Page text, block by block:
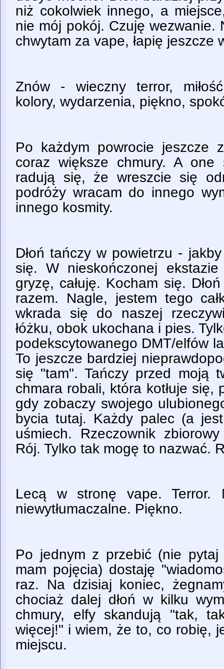
niż cokolwiek innego, a
nie mój pokój. Czuję wezwanie.
chwytam za vape, łapię jeszcze
Znów - wieczny terror,
kolory, wydarzenia, piękno,
Po każdym powrocie jeszcze
coraz większe chmury. A one
radują się, że wreszcie się
podróży wracam do innego
innego kosmity.
Dłoń tańczy w powietrzu -
się. W nieskończonej ekstazie
gryzę, całuję. Kocham się.
razem. Nagle, jestem tego
wkrada się do naszej
łóżku, obok ukochana i pies.
podekscytowanego DMT/elfów
To jeszcze bardziej
się "tam". Tańczy przed moją
chmara robali, która kotłuje się,
gdy zobaczy swojego
bycia tutaj. Każdy palec (a
uśmiech. Rzeczownik
Rój. Tylko tak mogę to nazwać.
Lecą w stronę vape. Terror.
niewytłumaczalne. Piękno.
Po jednym z przebić (nie
mam pojęcia) dostaję
raz. Na dzisiaj koniec,
chociaż dalej dłoń w kilku
chmury, elfy skandują "tak,
więcej!" i wiem, że to, co robię,
miejscu.